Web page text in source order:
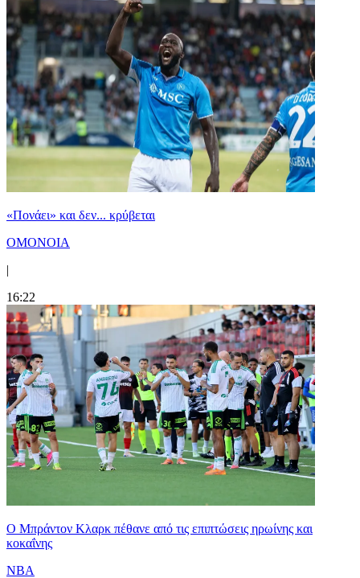
«Πονάει» και δεν... κρύβεται
ΟΜΟΝΟΙΑ
|
16:22
Ο Μπράντον Κλαρκ πέθανε από τις επιπτώσεις ηρωίνης και
κοκαΐνης
NBA